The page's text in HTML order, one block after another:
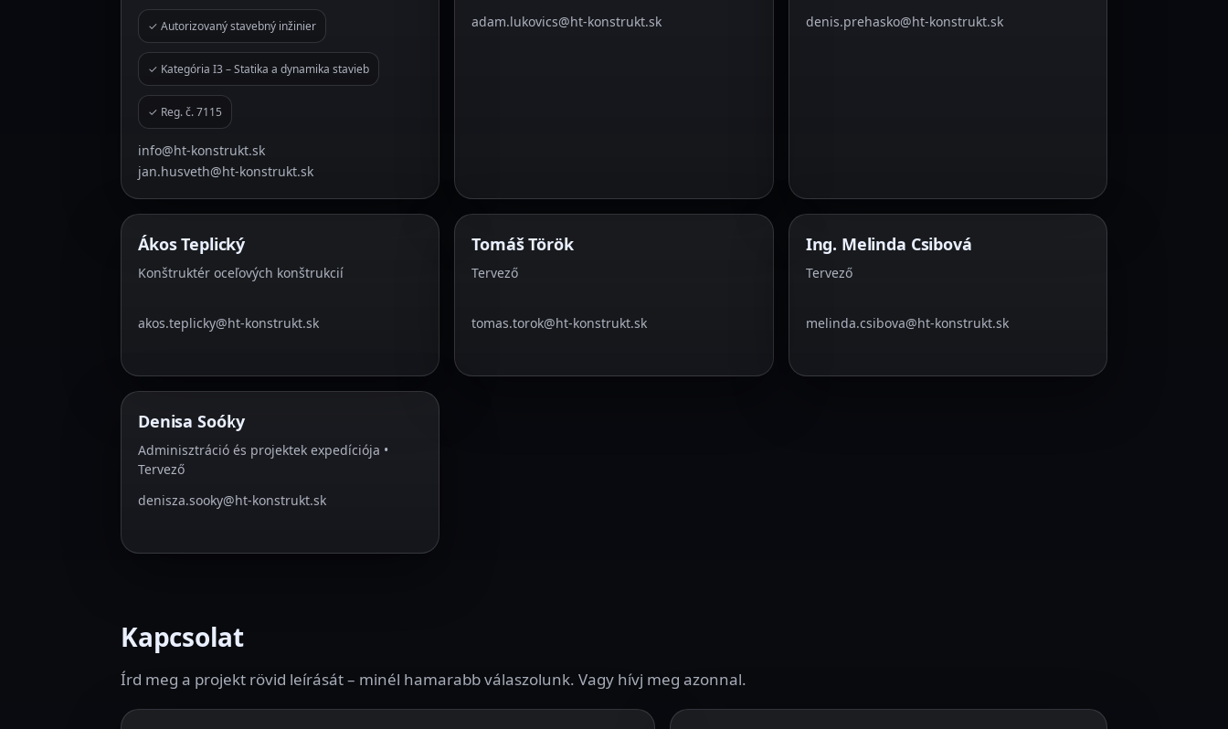
✓ Autorizovaný stavebný inžinier
✓ Kategória I3 – Statika a dynamika stavieb
✓ Reg. č. 7115
info@ht-konstrukt.sk
jan.husveth@ht-konstrukt.sk
adam.lukovics@ht-konstrukt.sk
denis.prehasko@ht-konstrukt.sk
Ákos Teplický
Konštruktér oceľových konštrukcií
akos.teplicky@ht-konstrukt.sk
Tomáš Török
Tervező
tomas.torok@ht-konstrukt.sk
Ing. Melinda Csibová
Tervező
melinda.csibova@ht-konstrukt.sk
Denisa Soóky
Adminisztráció és projektek expedíciója •
Tervező
denisza.sooky@ht-konstrukt.sk
Kapcsolat
Írd meg a projekt rövid leírását – minél hamarabb válaszolunk. Vagy hívj meg azonnal.